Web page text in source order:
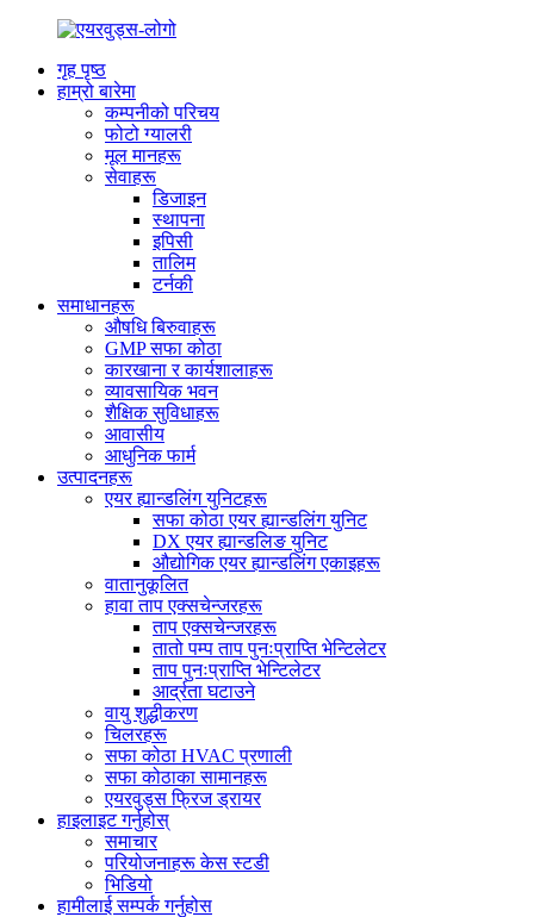
गृह पृष्ठ
हाम्रो बारेमा
कम्पनीको परिचय
फोटो ग्यालरी
मूल मानहरू
सेवाहरू
डिजाइन
स्थापना
इपिसी
तालिम
टर्नकी
समाधानहरू
औषधि बिरुवाहरू
GMP सफा कोठा
कारखाना र कार्यशालाहरू
व्यावसायिक भवन
शैक्षिक सुविधाहरू
आवासीय
आधुनिक फार्म
उत्पादनहरू
एयर ह्यान्डलिंग युनिटहरू
सफा कोठा एयर ह्यान्डलिंग युनिट
DX एयर ह्यान्डलिङ युनिट
औद्योगिक एयर ह्यान्डलिंग एकाइहरू
वातानुकूलित
हावा ताप एक्सचेन्जरहरू
ताप एक्सचेन्जरहरू
तातो पम्प ताप पुनःप्राप्ति भेन्टिलेटर
ताप पुनःप्राप्ति भेन्टिलेटर
आर्द्रता घटाउने
वायु शुद्धीकरण
चिलरहरू
सफा कोठा HVAC प्रणाली
सफा कोठाका सामानहरू
एयरवुड्स फ्रिज ड्रायर
हाइलाइट गर्नुहोस्
समाचार
परियोजनाहरू केस स्टडी
भिडियो
हामीलाई सम्पर्क गर्नुहोस